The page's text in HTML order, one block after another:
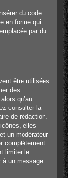
du code
en forme qui
par du
être utilisées
des
qu’au
consulter la
de rédaction.
elles
un modérateur
complètement.
limiter le
à un message.